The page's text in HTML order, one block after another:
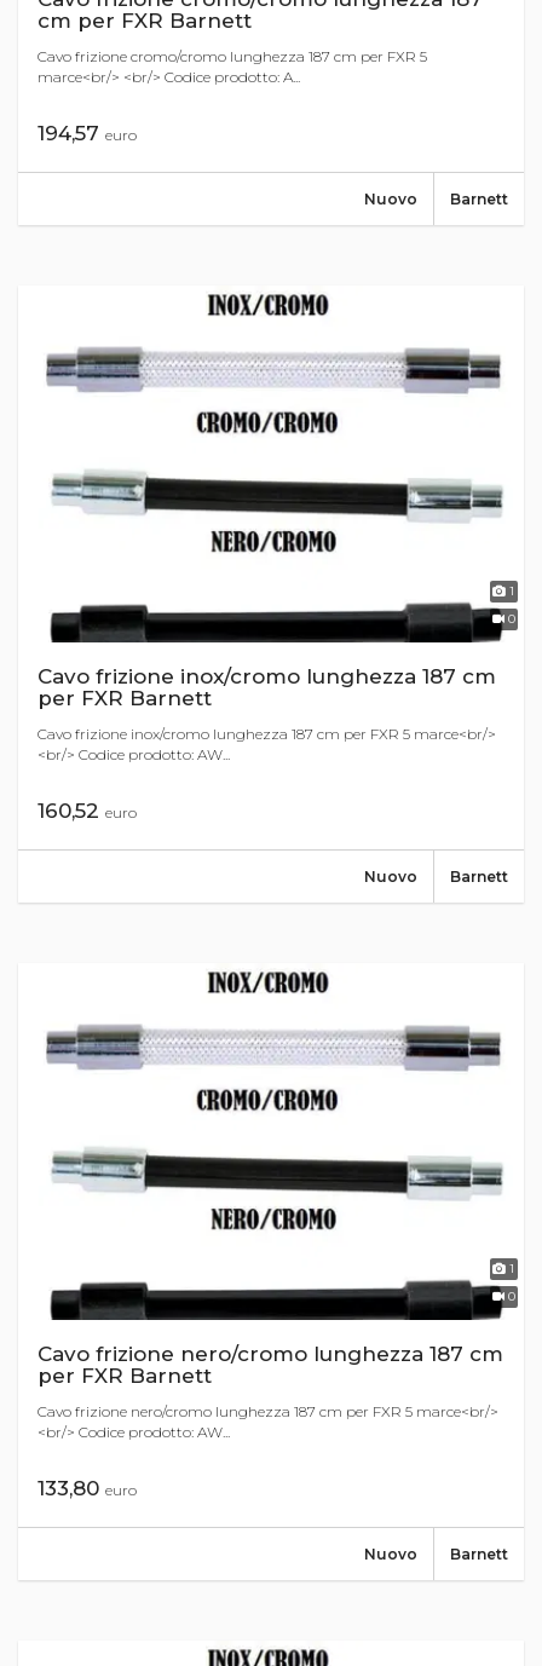
cm per FXR Barnett
Cavo frizione cromo/cromo lunghezza 187 cm per FXR 5
marce<br/> <br/> Codice prodotto: A...
194,57 euro
Barnett
Nuovo
1
0
Cavo frizione inox/cromo lunghezza 187 cm
per FXR Barnett
Cavo frizione inox/cromo lunghezza 187 cm per FXR 5 marce<br/>
<br/> Codice prodotto: AW...
160,52 euro
Barnett
Nuovo
1
0
Cavo frizione nero/cromo lunghezza 187 cm
per FXR Barnett
Cavo frizione nero/cromo lunghezza 187 cm per FXR 5 marce<br/>
<br/> Codice prodotto: AW...
133,80 euro
Barnett
Nuovo